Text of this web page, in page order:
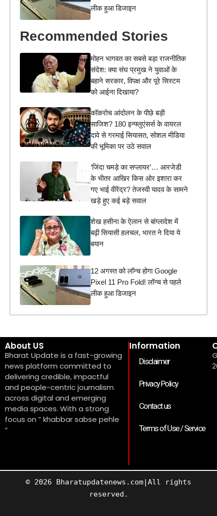
लीक हुआ डिजाइन
Recommended Stories
मोहन भागवत का सबसे बड़ा राजनीतिक
संदेश: क्या संघ प्रमुख ने युवाओं के
बहाने सरकार, विपक्ष और पूरे सिस्टम
को आईना दिखाया?
कॉकरोच आंदोलन के पीछे बड़ी
साजिश? 180 इन्फ्लुएंसर्स के वायरल
दावे से गरमाई सियासत, सोशल मीडिया
की भूमिका पर उठे सवाल
‘जिंदा चमड़े का सप्लायर’… आरजेडी
के भीतर आखिर किस ओर इशारा कर
गए भाई वीरेंद्र? तेजस्वी यादव के सामने
खड़े हुए कई बड़े सवाल
शेख हसीना के ऐलान से बांग्लादेश में
बढ़ी सियासी हलचल, भारत ने दिया ये
बयान
12 अगस्त को लॉन्च होगा Google
Pixel 11 Pro Fold! लॉन्च से पहले
लीक हुआ डिजाइन
About US
Bharat Update is a fast-growing
news platform committed to
delivering credible, impactful
and people-centric journalism
across digital and emerging
media spaces. With a strong
focus on ” khabbar sabse pehle
“
Information
Disclaimer
Privacy Policy
Contact us
Terms of Use / Service
© 2026 Bharatupdatenews.com|All rights
reserved.